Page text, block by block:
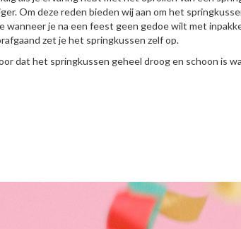
Om deze reden bieden wij aan om het
wanneer je na een feest geen gedoe wilt met
zet je het springkussen zelf op.
dat het springkussen geheel droog en schoon is